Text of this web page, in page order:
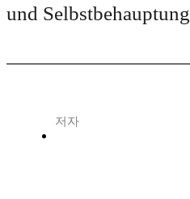
und Selbstbehauptung
저자